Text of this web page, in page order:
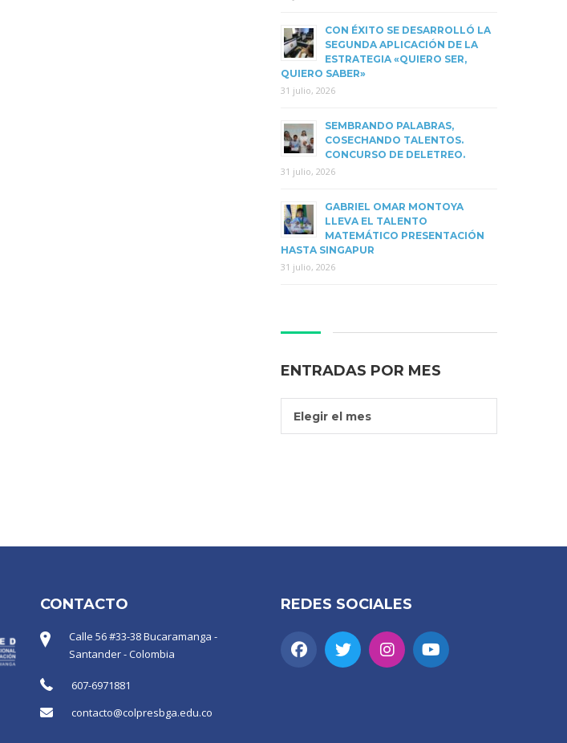
CON ÉXITO SE DESARROLLÓ LA
SEGUNDA APLICACIÓN DE LA
ESTRATEGIA «QUIERO SER,
QUIERO SABER»
31 julio, 2026
SEMBRANDO PALABRAS,
COSECHANDO TALENTOS.
CONCURSO DE DELETREO.
31 julio, 2026
GABRIEL OMAR MONTOYA
LLEVA EL TALENTO
MATEMÁTICO PRESENTACIÓN
HASTA SINGAPUR
31 julio, 2026
ENTRADAS POR MES
PorElegir el mes
CONTACTO
Calle 56 #33-38 Bucaramanga -
Santander - Colombia
607-6971881
contacto@colpresbga.edu.co
REDES SOCIALES